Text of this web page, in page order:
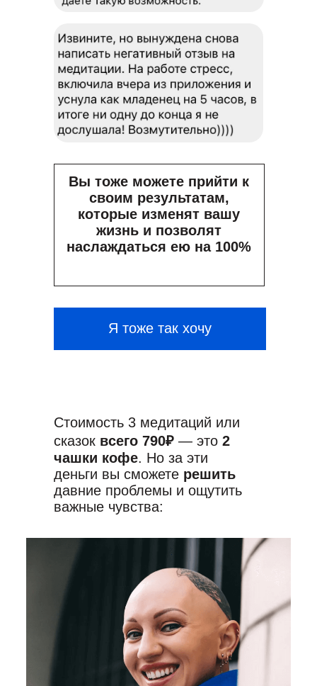
Я тоже так хочу
Вы тоже можете прийти к
своим результатам,
которые изменят вашу
жизнь и позволят
наслаждаться ею на 100%
Стоимость 3 медитаций или
сказок всего 790₽ — это 2
чашки кофе. Но за эти
деньги вы сможете решить
давние проблемы и ощутить
важные чувства: